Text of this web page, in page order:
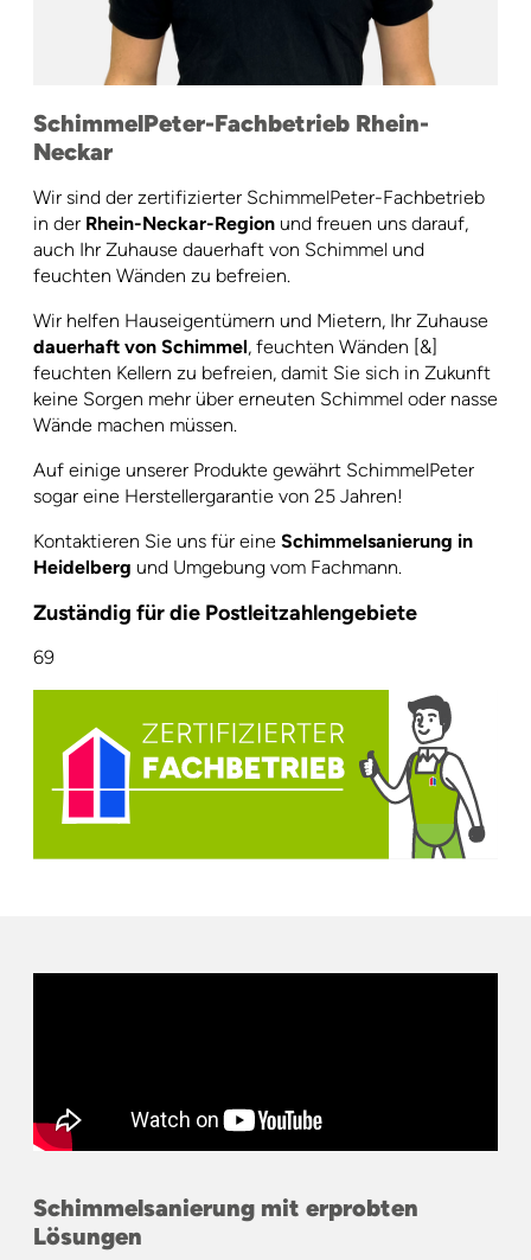
SchimmelPeter-Fachbetrieb Rhein-
Neckar
Wir sind der zertifizierter SchimmelPeter-Fachbetrieb
in der Rhein-Neckar-Regionund freuen uns darauf,
auch Ihr Zuhause dauerhaft von Schimmel und
feuchten Wänden zu befreien.
Wir helfen Hauseigentümern und Mietern, Ihr Zuhause
dauerhaft von Schimmel, feuchten Wänden [&]
feuchten Kellern zu befreien, damit Sie sich in Zukunft
keine Sorgen mehr über erneuten Schimmel oder nasse
Wände machen müssen.
Auf einige unserer Produkte gewährt SchimmelPeter
sogar eine Herstellergarantie von 25 Jahren!
Kontaktieren Sie uns für eine Schimmelsanierung in
Heidelberg und Umgebung vom Fachmann.
Zuständig für die Postleitzahlengebiete
69
Schimmelsanierung mit erprobten
Lösungen